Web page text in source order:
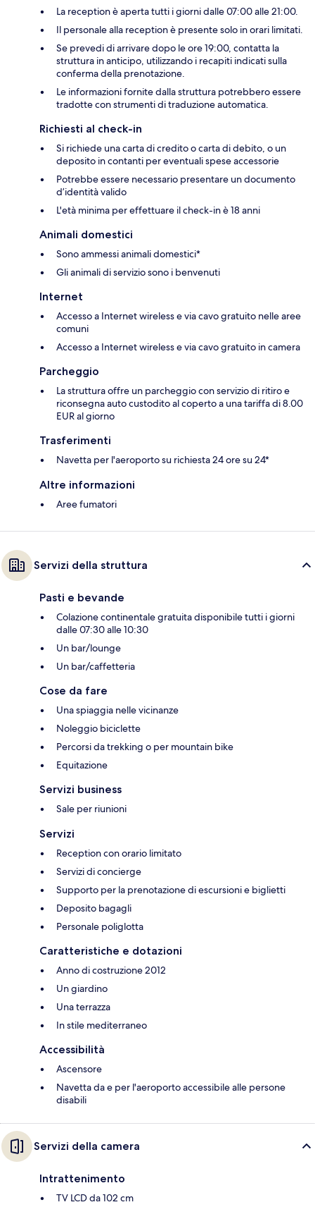
La reception è aperta tutti i giorni dalle 07:00 alle 21:00.
Il personale alla reception è presente solo in orari limitati.
Se prevedi di arrivare dopo le ore 19:00, contatta la
struttura in anticipo, utilizzando i recapiti indicati sulla
conferma della prenotazione.
Le informazioni fornite dalla struttura potrebbero essere
tradotte con strumenti di traduzione automatica.
Richiesti al check-in
Si richiede una carta di credito o carta di debito, o un
deposito in contanti per eventuali spese accessorie
Potrebbe essere necessario presentare un documento
d’identità valido
L'età minima per effettuare il check-in è 18 anni
Animali domestici
Sono ammessi animali domestici*
Gli animali di servizio sono i benvenuti
Internet
Accesso a Internet wireless e via cavo gratuito nelle aree
comuni
Accesso a Internet wireless e via cavo gratuito in camera
Parcheggio
La struttura offre un parcheggio con servizio di ritiro e
riconsegna auto custodito al coperto a una tariffa di 8.00
EUR al giorno
Trasferimenti
Navetta per l'aeroporto su richiesta 24 ore su 24*
Altre informazioni
Aree fumatori
Servizi della struttura
Pasti e bevande
Colazione continentale gratuita disponibile tutti i giorni
dalle 07:30 alle 10:30
Un bar/lounge
Un bar/caffetteria
Cose da fare
Una spiaggia nelle vicinanze
Noleggio biciclette
Percorsi da trekking o per mountain bike
Equitazione
Servizi business
Sale per riunioni
Servizi
Reception con orario limitato
Servizi di concierge
Supporto per la prenotazione di escursioni e biglietti
Deposito bagagli
Personale poliglotta
Caratteristiche e dotazioni
Anno di costruzione 2012
Un giardino
Una terrazza
In stile mediterraneo
Accessibilità
Ascensore
Navetta da e per l'aeroporto accessibile alle persone
disabili
Servizi della camera
Intrattenimento
TV LCD da 102 cm